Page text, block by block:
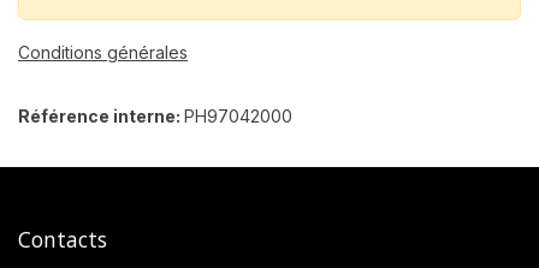
Conditions générales
Référence interne: PH97042000
Contacts